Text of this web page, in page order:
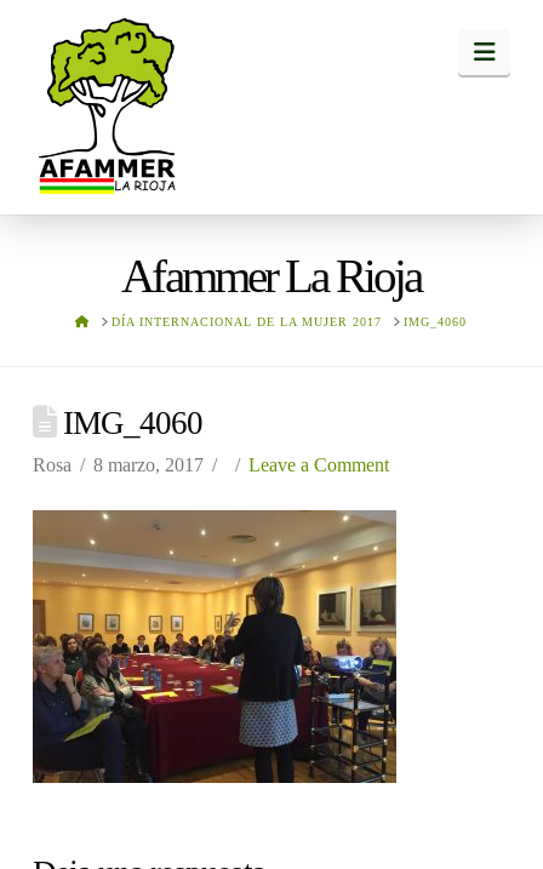
Afammer La Rioja
HOMEDÍA INTERNACIONAL DE LA MUJER 2017 IMG_4060
IMG_4060
Rosa 8 marzo, 2017 Leave a Comment